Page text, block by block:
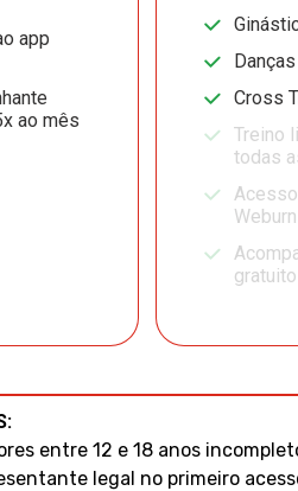
app
ao mês
Danças
Cross
Treino
todas
Weburn
entre 12 e 18 anos
legal no primeiro